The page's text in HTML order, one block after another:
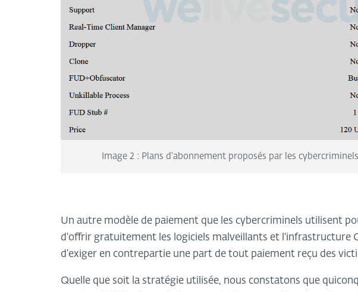
Image 2 : Plans d'abonnement proposés par les
Un autre modèle de paiement que les cybercriminels utilisent
d'offrir gratuitement les logiciels malveillants et l'infrastructure
d’exiger en contrepartie une part de tout paiement reçu des
Quelle que soit la stratégie utilisée, nous constatons que